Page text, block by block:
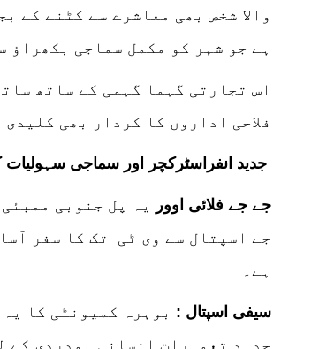
والا شخص بھی معاشرے سے کٹنے کے
ہے جو شہر کو مکمل سماجی بکھراؤ
اس تجارتی گہما گہمی کے ساتھ
فلاحی اداروں کا کردار بھی کلیدی
جدید انفراسٹرکچر اور سماجی سہولیات
جے جے فلائی اوور
یہ پل جنوبی
جے اسپتال سے وی ٹی تک کا سفر
ہے۔
سیفی اسپتال : بوہرہ کمیونٹی کا
جدید تعمیرات انسانی ہمدردی کے